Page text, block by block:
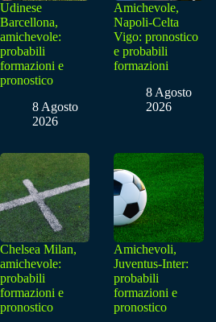
Udinese
Barcellona,
amichevole:
probabili
formazioni e
pronostico
8 Agosto
2026
Amichevole,
Napoli-Celta
Vigo: pronostico
e probabili
formazioni
8 Agosto
2026
Chelsea Milan,
amichevole:
probabili
formazioni e
pronostico
Amichevoli,
Juventus-Inter:
probabili
formazioni e
pronostico